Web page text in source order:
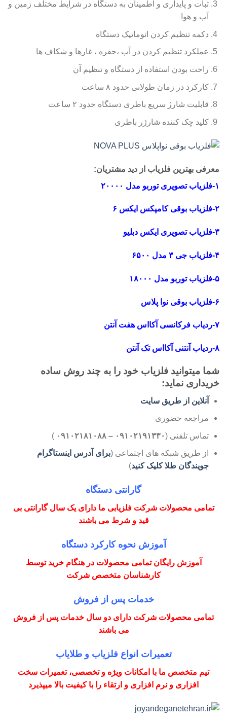
ثبات و پایداری و اطمینان به دستگاه در شرایط مختلف زمین و
آب و هوا
دکمه تنظیم کردن اتوماتیک دستگاه
عملکرد تنظیم کردن در آب ،حفره ، غارها و شکاف ها
راحت بودن استفاده از دستگاه و تنظیم آن
کارکرد در زمان طولانی حدود ۸ ساعت
قابلیت شارژ سریع باطری دستگاه حدود ۲ ساعت
کلید چک کننده شارژر باطری
معرفی بهترین فلزیاب از دید مشتریان:
۱-فلزیاب تصویری توربو مدل ۲۰۰۰۰
۲-فلزیاب بوقی کامپکس ایکس ۶
۳-فلزیاب تصویری ایکس دبلیو
۴-فلزیاب جی ۳ مدل ۶۵۰۰
۵-فلزیاب توربو مدل ۱۸۰۰۰
۶-فلزیاب بوقی نوا پلاس
۷-ردیاب فرکانسی آکااس هفت آنتن
۸-ردیاب آنتنی آکااس تک آنتن
شما میتوانید فلزیاب خود را به چند روش ساده
خریداری نماید:
آنلاین از طریق سایت
مراجعه حضوری
تماس تلفنی (۰۹۱۰۲۱۹۱۳۳۰ – ۰۹۱۰۲۱۸۱۰۸۸ )
از طریق شبکه های اجتماعی (برای آدرس اینستاگرام
جویندگان طلا کلیک کنید)
گارانتی دستگاه
تمامی محصولات شرکت فلزیابی ما دارای یک سال گارانتی بی
قید و شرط می باشند
آموزش نحوه کارکرد دستگاه
آموزش رایگان تمامی محصولات در هنگام خرید توسط
کارشناسان متخصص شرکت
خدمات پس از فروش
تمامی محصولات شرکت دارای دو سال خدمات پس از فروش
می باشند
تعمیرات انواع فلزیاب و طلایاب
تیم متخصص ما با امکانات ویژه و تخصصی، تعمیرات سخت
افزاری و نرم افزاری و ارتقاء را با کیفیت بالا میپذیرد